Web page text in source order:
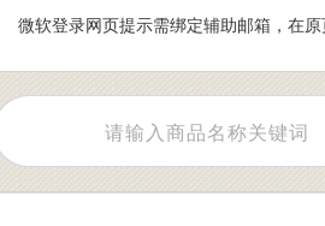
微软登录网页提示需绑定辅助邮箱，在原